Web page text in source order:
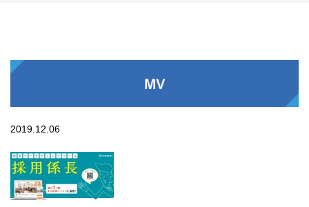
MV
2019.12.06